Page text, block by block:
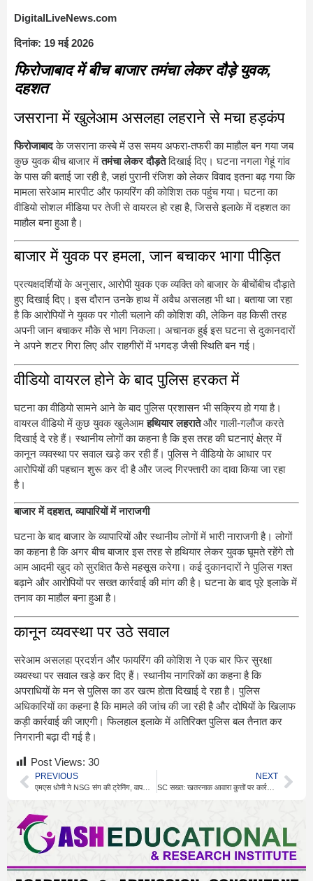
DigitalLiveNews.com
दिनांक: 19 मई 2026
फिरोजाबाद में बीच बाजार तमंचा लेकर दौड़े युवक,
दहशत
जसराना में खुलेआम असलहा लहराने से मचा हड़कंप
फिरोजाबादके जसराना कस्बे में उस समय अफरा-तफरी का माहौल बन गया जब
कुछ युवक बीच बाजार मेंतमंचा लेकर दौड़तेदिखाई दिए। घटना नगला गेहूं गांव
के पास की बताई जा रही है, जहां पुरानी रंजिश को लेकर विवाद इतना बढ़ गया कि
मामला सरेआम मारपीट और फायरिंग की कोशिश तक पहुंच गया। घटना का
वीडियो सोशल मीडिया पर तेजी से वायरल हो रहा है, जिससे इलाके में दहशत का
माहौल बना हुआ है।
बाजार में युवक पर हमला, जान बचाकर भागा पीड़ित
प्रत्यक्षदर्शियों के अनुसार, आरोपी युवक एक व्यक्ति को बाजार के बीचोंबीच दौड़ाते
हुए दिखाई दिए। इस दौरान उनके हाथ में अवैध असलहा भी था। बताया जा रहा
है कि आरोपियों ने युवक पर गोली चलाने की कोशिश की, लेकिन वह किसी तरह
अपनी जान बचाकर मौके से भाग निकला। अचानक हुई इस घटना से दुकानदारों
ने अपने शटर गिरा लिए और राहगीरों में भगदड़ जैसी स्थिति बन गई।
वीडियो वायरल होने के बाद पुलिस हरकत में
घटना का वीडियो सामने आने के बाद पुलिस प्रशासन भी सक्रिय हो गया है।
वायरल वीडियो में कुछ युवक खुलेआमहथियार लहरातेऔर गाली-गलौज करते
दिखाई दे रहे हैं। स्थानीय लोगों का कहना है कि इस तरह की घटनाएं क्षेत्र में
कानून व्यवस्था पर सवाल खड़े कर रही हैं। पुलिस ने वीडियो के आधार पर
आरोपियों की पहचान शुरू कर दी है और जल्द गिरफ्तारी का दावा किया जा रहा
है।
बाजार में दहशत, व्यापारियों में नाराजगी
घटना के बाद बाजार के व्यापारियों और स्थानीय लोगों में भारी नाराजगी है। लोगों
का कहना है कि अगर बीच बाजार इस तरह से हथियार लेकर युवक घूमते रहेंगे तो
आम आदमी खुद को सुरक्षित कैसे महसूस करेगा। कई दुकानदारों ने पुलिस गश्त
बढ़ाने और आरोपियों पर सख्त कार्रवाई की मांग की है। घटना के बाद पूरे इलाके में
तनाव का माहौल बना हुआ है।
कानून व्यवस्था पर उठे सवाल
सरेआम असलहा प्रदर्शन और फायरिंग की कोशिश ने एक बार फिर सुरक्षा
व्यवस्था पर सवाल खड़े कर दिए हैं। स्थानीय नागरिकों का कहना है कि
अपराधियों के मन से पुलिस का डर खत्म होता दिखाई दे रहा है। पुलिस
अधिकारियों का कहना है कि मामले की जांच की जा रही है और दोषियों के खिलाफ
कड़ी कार्रवाई की जाएगी। फिलहाल इलाके में अतिरिक्त पुलिस बल तैनात कर
निगरानी बढ़ा दी गई है।
Post Views: 30
PREVIOUS
एमएस धोनी ने NSG संग की ट्रेनिंग, वापसी का इंतजार
NEXT
SC सख्त: खतरनाक आवारा कुत्तों पर कार्रवाई के निर्देश